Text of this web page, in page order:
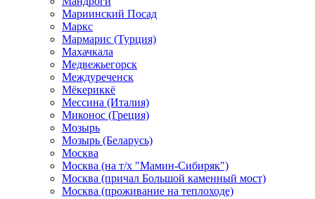
Мариинский Посад
Маркс
Мармарис (Турция)
Махачкала
Медвежьегорск
Междуреченск
Мёкериккё
Мессина (Италия)
Миконос (Греция)
Мозырь
Мозырь (Беларусь)
Москва
Москва (на т/х "Мамин-Сибиряк")
Москва (причал Большой каменный мост)
Москва (проживание на теплоходе)